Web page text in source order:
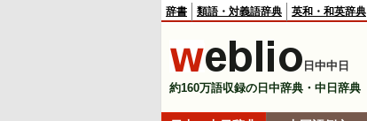
辞書 類語・対義語辞典 英和・和英辞典
日中中日
約160万語収録の日中辞典・中日辞典